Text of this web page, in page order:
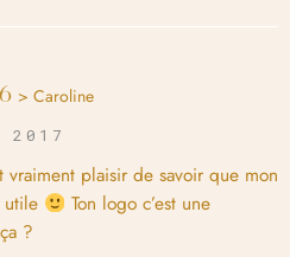
> Caroline
2017
vraiment plaisir de savoir que mon
utile
Ton logo c’est une
?